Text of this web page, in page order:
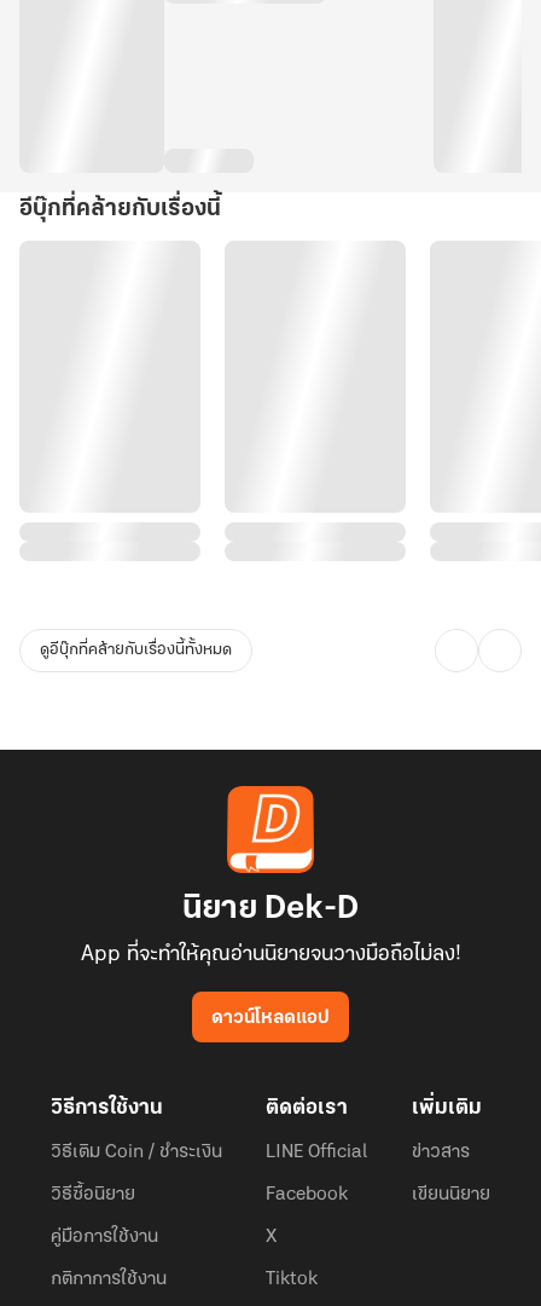
อีบุ๊กที่คล้ายกับเรื่องนี้
ดูอีบุ๊กที่คล้ายกับเรื่องนี้ทั้งหมด
นิยาย Dek-D
App ที่จะทำให้คุณอ่านนิยายจนวางมือถือไม่ลง!
ดาวน์โหลดแอป
วิธีการใช้งาน
วิธีเติม Coin / ชำระเงิน
วิธีซื้อนิยาย
คู่มือการใช้งาน
กติกาการใช้งาน
ติดต่อเรา
LINE Official
Facebook
X
Tiktok
เพิ่มเติม
ข่าวสาร
เขียนนิยาย